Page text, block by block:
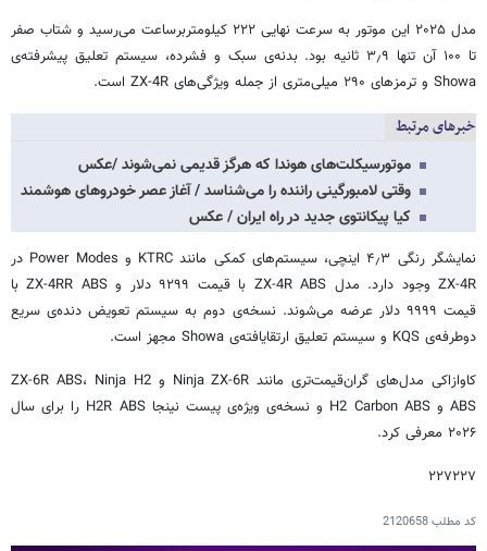
مدل ۲۰۲۵ این موتور به سرعت نهایی ۲۲۲ کیلومتربرساعت می‌رسید و شتاب صفر
تا ۱۰۰ آن تنها ۳٫۹ ثانیه بود. بدنه‌ی سبک و فشرده، سیستم تعلیق پیشرفته‌ی
Showa و ترمزهای ۲۹۰ میلی‌متری از جمله ویژگی‌های ZX-4R است.
خبرهای مرتبط
موتورسیکلت‌های هوندا که هرگز قدیمی نمی‌شوند /عکس
وقتی لامبورگینی راننده‌ را می‌شناسد / آغاز عصر خودروهای هوشمند
کیا پیکانتوی جدید در راه ایران / عکس
نمایشگر رنگی ۴٫۳ اینچی، سیستم‌های کمکی مانند KTRC و Power Modes در
ZX-4R وجود دارد. مدل ZX-4R ABS با قیمت ۹۲۹۹ دلار و ZX-4RR ABS با
قیمت ۹۹۹۹ دلار عرضه می‌شوند. نسخه‌ی دوم به سیستم تعویض دنده‌ی سریع
دوطرفه‌ی KQS و سیستم تعلیق ارتقایافته‌ی Showa مجهز است.
کاوازاکی مدل‌های گران‌قیمت‌تری مانند Ninja ZX-6R و ZX-6R ABS، Ninja H2
ABS و H2 Carbon ABS و نسخه‌ی ویژه‌ی پیست نینجا H2R ABS را برای سال
۲۰۲۶ معرفی کرد.
۲۲۷۲۲۷
کد مطلب2120658